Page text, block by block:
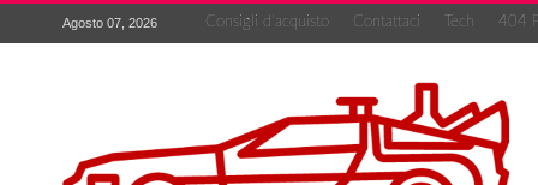
Agosto 07, 2026 Consigli d’acquisto Contattaci Tech 404